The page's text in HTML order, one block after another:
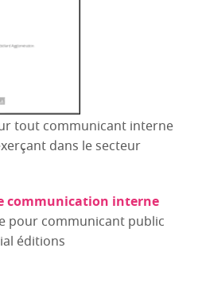
tout communicant interne
dans le secteur
communication interne
pour communicant public
éditions